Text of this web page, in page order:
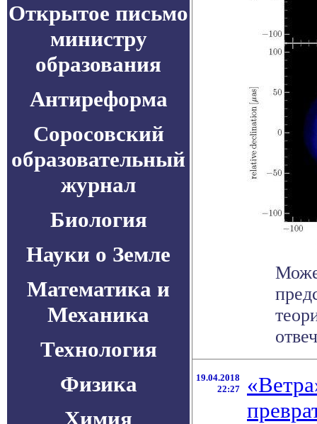
Открытое письмо
министру
образования
Антиреформа
Соросовский
образовательный
журнал
Биология
Науки о Земле
Математика и
Механика
Технология
Физика
Химия
19.04.2018
22:27